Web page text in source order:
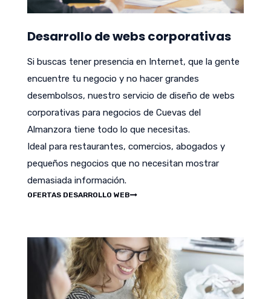
Desarrollo de webs corporativas
Si buscas tener presencia en Internet, que la gente
encuentre tu negocio y no hacer grandes
desembolsos, nuestro servicio de diseño de webs
corporativas para negocios de Cuevas del
Almanzora tiene todo lo que necesitas.
Ideal para restaurantes, comercios, abogados y
pequeños negocios que no necesitan mostrar
demasiada información.
OFERTAS DESARROLLO WEB